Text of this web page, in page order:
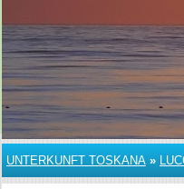
UNTERKUNFT TOSKANA »